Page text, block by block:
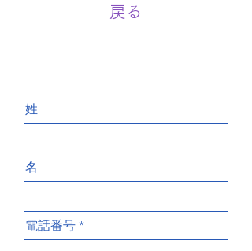
戻る
姓
名
電話番号